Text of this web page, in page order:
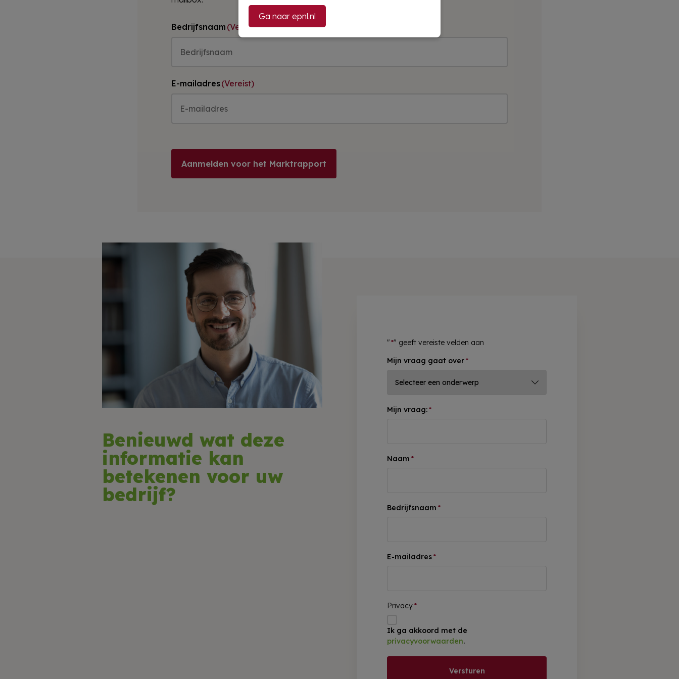
Bedrijfsnaam (Vereist)
E-mailadres(Vereist)
Aanmelden voor het Marktrapport
Benieuwd wat deze
informatie kan
betekenen voor uw
bedrijf?
"*" geeft vereiste velden aan
Mijn vraag gaat over*
Mijn vraag:*
Naam *
Bedrijfsnaam *
E-mailadres*
Privacy*
Ik ga akkoord met de
privacyvoorwaarden.
Versturen
Ga naar epnl.nl